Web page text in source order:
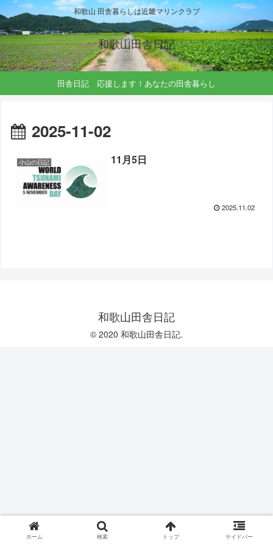
和歌山 田舎暮らしは近畿マリンクラブ
和歌山田舎日記
田舎日記 応援します！あなたの田舎暮らし
2025-11-02
小山の日記 11月5日
2025.11.02
和歌山田舎日記
© 2020 和歌山田舎日記.
ホーム 検索 トップ サイドバー